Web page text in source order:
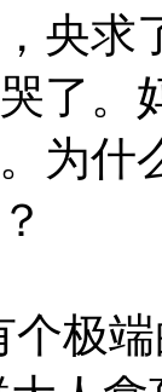
央求
了。
为什
个极